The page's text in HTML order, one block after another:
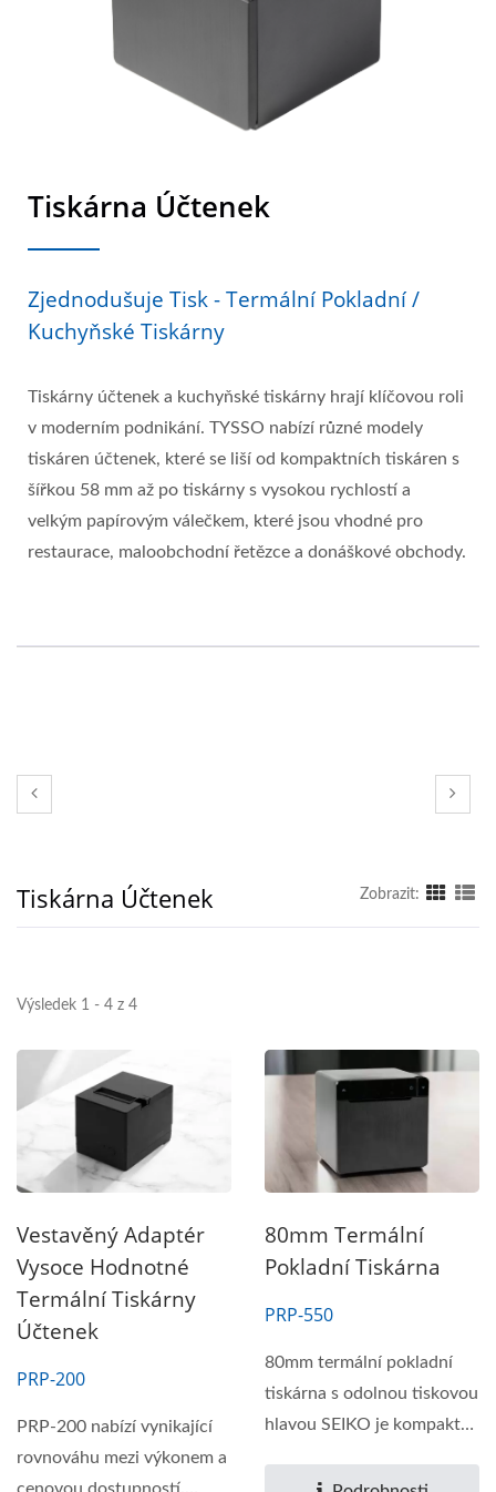
Tiskárna Účtenek
Zjednodušuje Tisk - Termální Pokladní /
Kuchyňské Tiskárny
Tiskárny účtenek a kuchyňské tiskárny hrají klíčovou roli
v moderním podnikání. TYSSO nabízí různé modely
tiskáren účtenek, které se liší od kompaktních tiskáren s
šířkou 58 mm až po tiskárny s vysokou rychlostí a
velkým papírovým válečkem, které jsou vhodné pro
restaurace, maloobchodní řetězce a donáškové obchody.
Tiskárna Účtenek Zobrazit:
Výsledek 1 - 4 z 4
Vestavěný Adaptér
Vysoce Hodnotné
Termální Tiskárny
Účtenek
PRP-200
PRP-200 nabízí vynikající
rovnováhu mezi výkonem a
80mm Termální
Pokladní Tiskárna
PRP-550
80mm termální pokladní
tiskárna s odolnou tiskovou
hlavou SEIKO je kompaktní